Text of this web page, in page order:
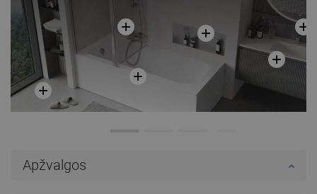
Apžvalgos